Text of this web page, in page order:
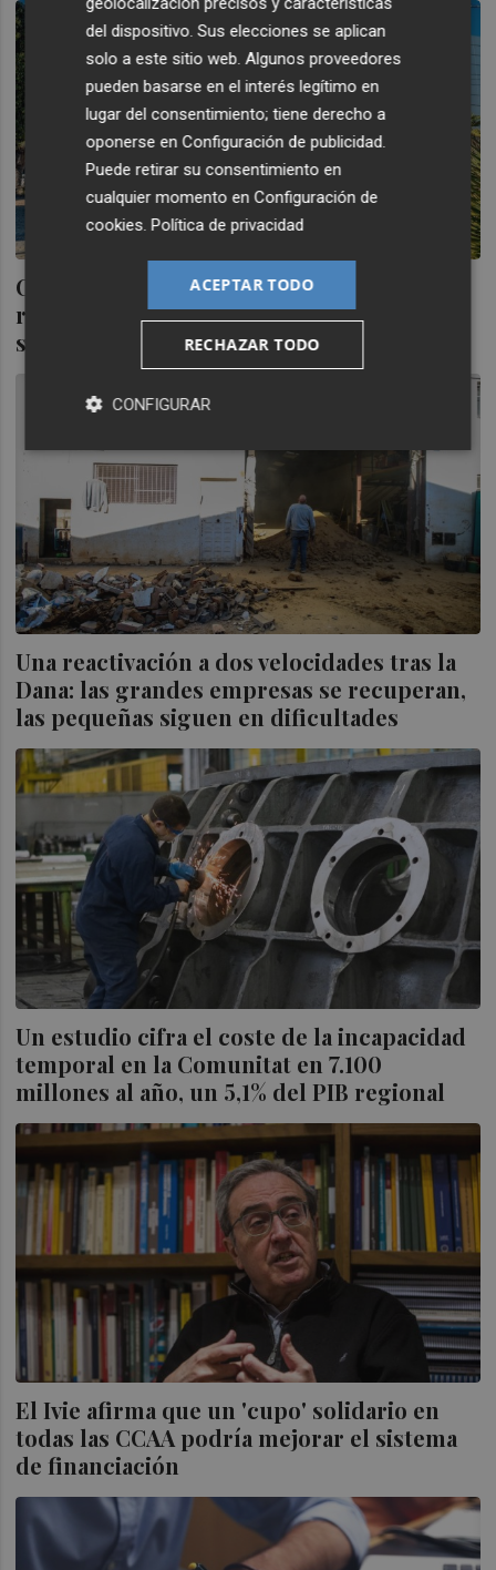
Cada euro invertido en Feria Valencia
reporta 23€ en la economía valenciana,
según un estudio
Una reactivación a dos velocidades tras la
Dana: las grandes empresas se recuperan,
las pequeñas siguen en dificultades
Un estudio cifra el coste de la incapacidad
temporal en la Comunitat en 7.100
millones al año, un 5,1% del PIB regional
El Ivie afirma que un 'cupo' solidario en
todas las CCAA podría mejorar el sistema
de financiación
del dispositivo. Sus elecciones se aplican
solo a este sitio web. Algunos proveedores
pueden basarse en el interés legítimo en
lugar del consentimiento; tiene derecho a
oponerse enConfiguración de publicidad.
Puede retirar su consentimiento en
cualquier momento enConfiguración de
cookies.Política de privacidad
ACEPTAR TODO
RECHAZAR TODO
CONFIGURAR